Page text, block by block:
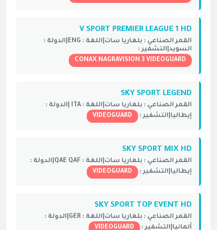
V SPORT PREMIER LEAGUE 1 HD
القمر الصناعي : بلغاريا سات| اللغة :
الدولة :
السويد| التشفير :
CONAX NAGRAVISION 3 VIDEOGUARD
SKY SPORT LEGEND
القمر الصناعي : بلغاريا سات| اللغة : ITA |
الدولة :
إيطاليا| التشفير : VIDEOGUARD
SKY SPORT MIX HD
القمر الصناعي : بلغاريا سات| اللغة :
الدولة :
إيطاليا| التشفير : VIDEOGUARD
SKY SPORT TOP EVENT HD
القمر الصناعي : بلغاريا سات| اللغة : GER|
الدولة :
ألمانيا| التشفير : VIDEOGUARD